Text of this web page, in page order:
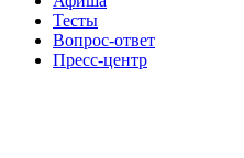
Тесты
Вопрос-ответ
Пресс-центр